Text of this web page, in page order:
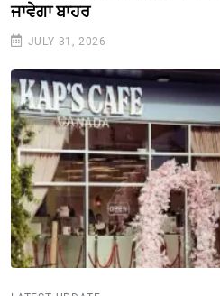
ਜਾਵੇਗਾ ਬਾਹਰ
JULY 31, 2026